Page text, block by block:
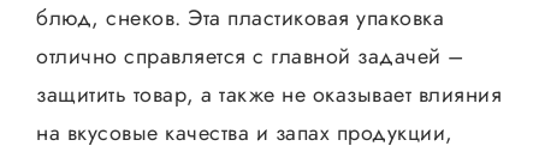
блюд, снеков. Эта пластиковая упаковка
отлично справляется с главной задачей –
защитить товар, а также не оказывает влияния
на вкусовые качества и запах продукции,